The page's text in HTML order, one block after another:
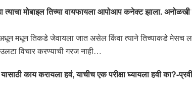
त्याचा मोबाइल तिच्या वायफायला आपोआप कनेक्ट झाला.
मधून तिकडे जेवायला जात असेल किंवा त्याने तिच्याकडे मेसच
विचार करण्याची गरज नाही…
काय करायला हवं, याचीच एक परीक्षा घ्यायला हवी का?-